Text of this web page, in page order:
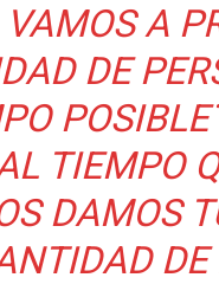
A
DE
TIEMPO
DAMOS
DE